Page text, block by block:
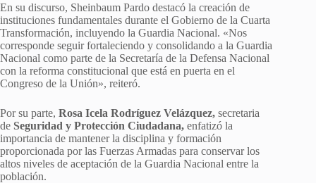
En su discurso, Sheinbaum Pardo destacó la creación de
instituciones fundamentales durante el Gobierno de la Cuarta
Transformación, incluyendo la Guardia Nacional. «Nos
corresponde seguir fortaleciendo y consolidando a la Guardia
Nacional como parte de la Secretaría de la Defensa Nacional
con la reforma constitucional que está en puerta en el
Congreso de la Unión», reiteró.
Por su parte, Rosa Icela Rodríguez Velázquez, secretaria
de Seguridad y Protección Ciudadana, enfatizó la
importancia de mantener la disciplina y formación
proporcionada por las Fuerzas Armadas para conservar los
altos niveles de aceptación de la Guardia Nacional entre la
población.